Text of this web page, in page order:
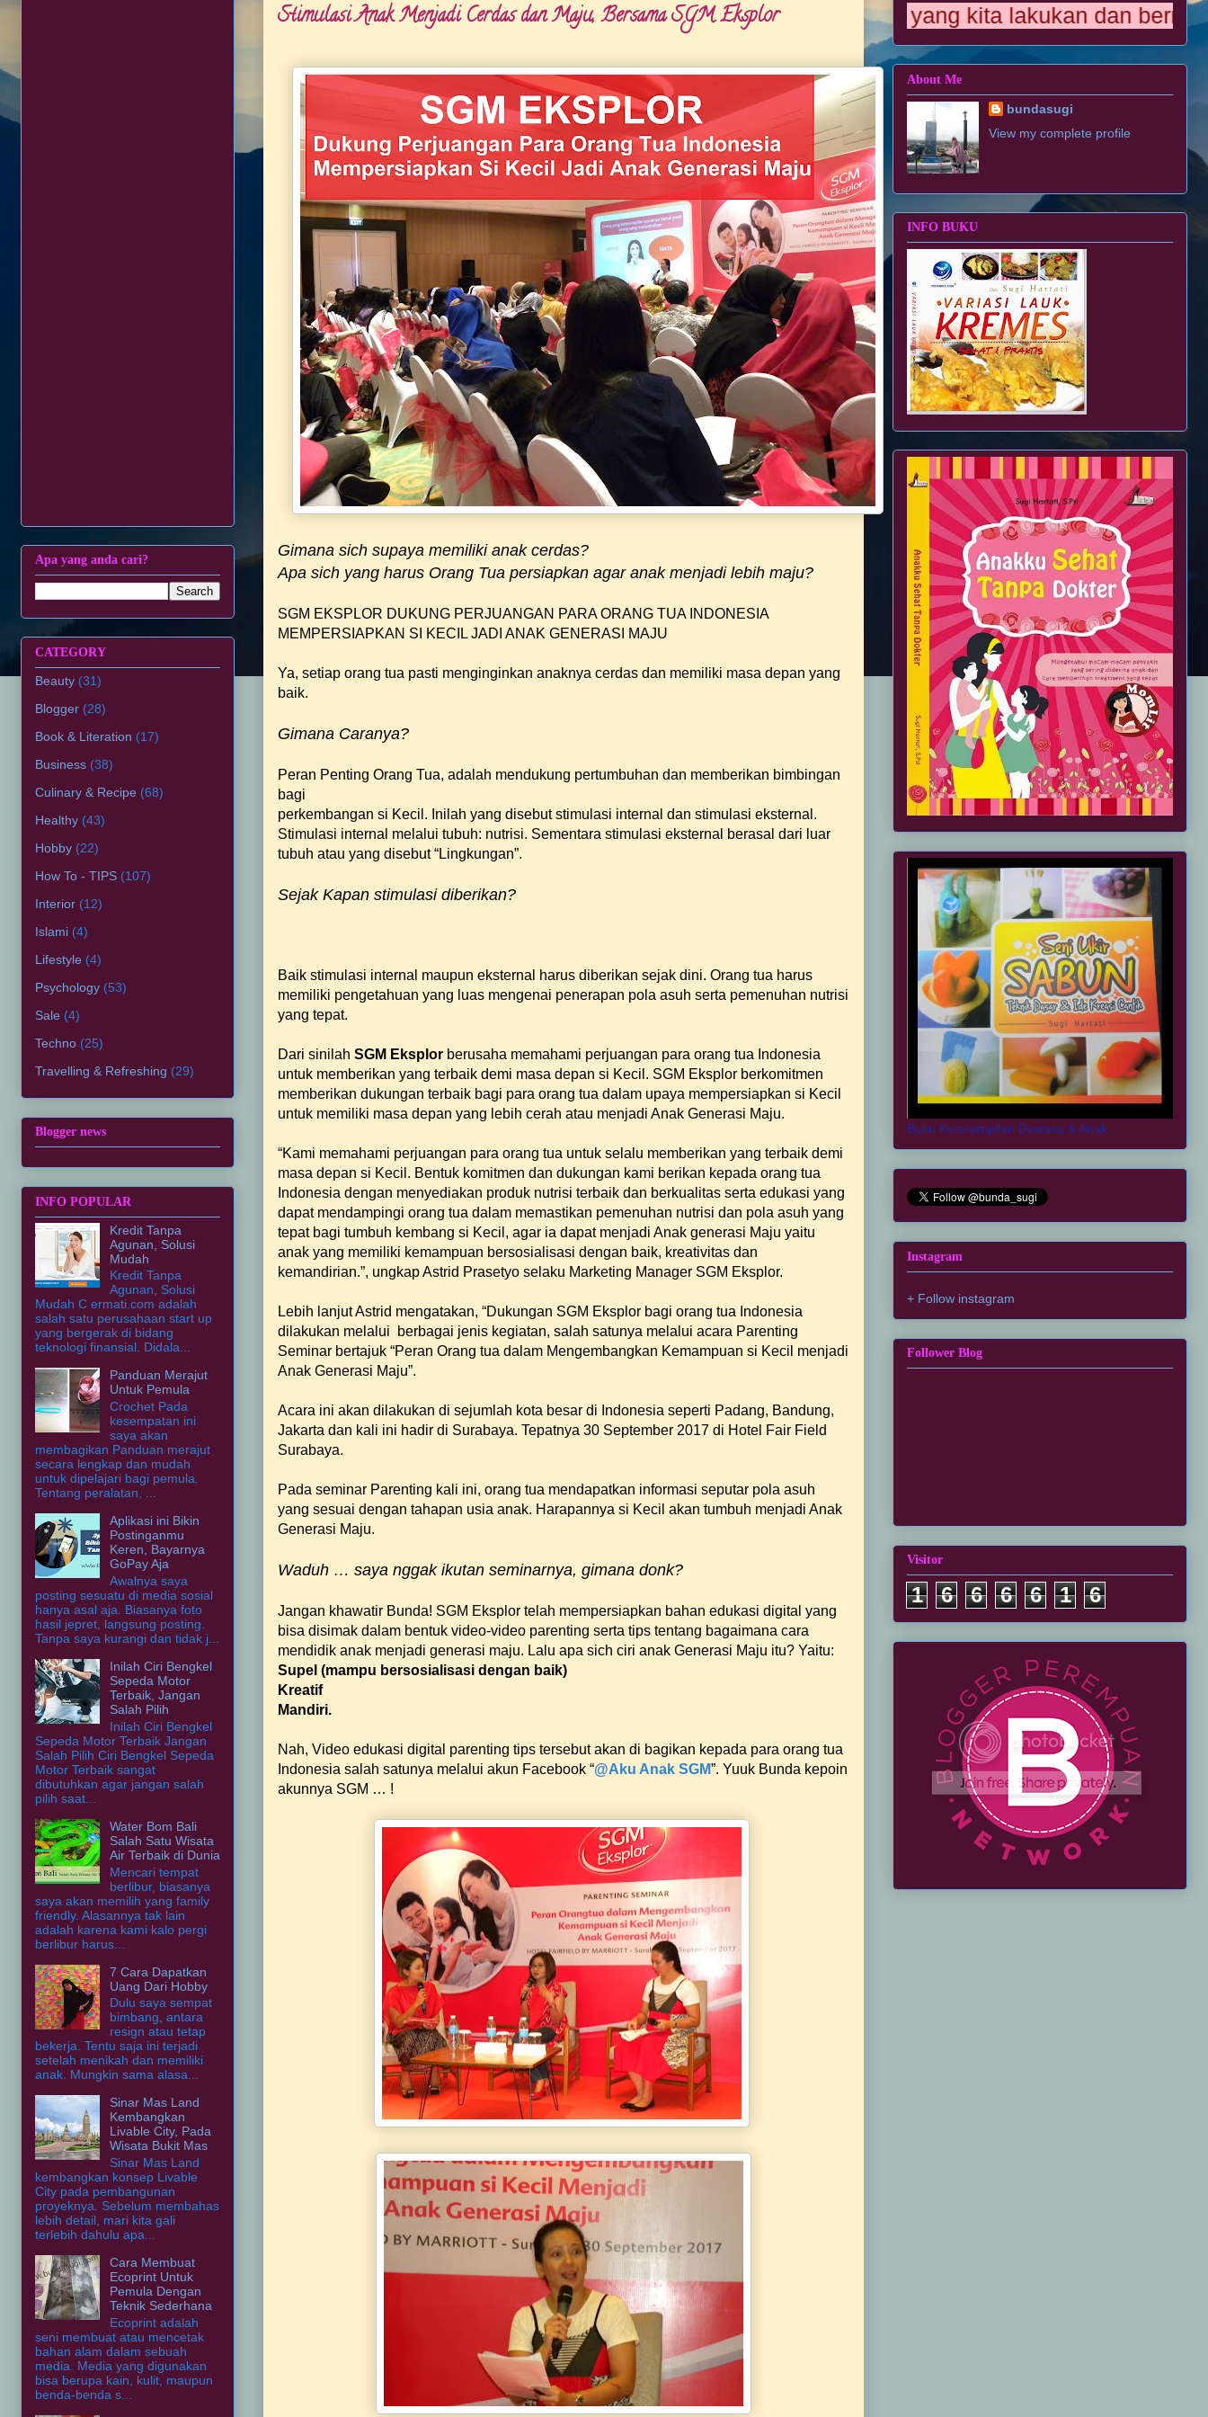
Stimulasi Anak Menjadi Cerdas dan Maju, Bersama SGM Eksplor
Gimana sich supaya memiliki anak cerdas?
Apa sich yang harus Orang Tua persiapkan agar anak menjadi lebih maju?
SGM EKSPLOR DUKUNG PERJUANGAN PARA ORANG TUA INDONESIA
MEMPERSIAPKAN SI KECIL JADI ANAK GENERASI MAJU
Ya, setiap orang tua pasti menginginkan anaknya cerdas dan memiliki masa depan yang
baik.
Gimana Caranya?
Peran Penting Orang Tua, adalah mendukung pertumbuhan dan memberikan bimbingan
bagi
perkembangan si Kecil. Inilah yang disebut stimulasi internal dan stimulasi eksternal.
Stimulasi internal melalui tubuh: nutrisi. Sementara stimulasi eksternal berasal dari luar
tubuh atau yang disebut “Lingkungan”.
Sejak Kapan stimulasi diberikan?
Baik stimulasi internal maupun eksternal harus diberikan sejak dini. Orang tua harus
memiliki pengetahuan yang luas mengenai penerapan pola asuh serta pemenuhan nutrisi
yang tepat.
Dari sinilah SGM Eksplor berusaha memahami perjuangan para orang tua Indonesia
untuk memberikan yang terbaik demi masa depan si Kecil. SGM Eksplor berkomitmen
memberikan dukungan terbaik bagi para orang tua dalam upaya mempersiapkan si Kecil
untuk memiliki masa depan yang lebih cerah atau menjadi Anak Generasi Maju.
“Kami memahami perjuangan para orang tua untuk selalu memberikan yang terbaik demi
masa depan si Kecil. Bentuk komitmen dan dukungan kami berikan kepada orang tua
Indonesia dengan menyediakan produk nutrisi terbaik dan berkualitas serta edukasi yang
dapat mendampingi orang tua dalam memastikan pemenuhan nutrisi dan pola asuh yang
tepat bagi tumbuh kembang si Kecil, agar ia dapat menjadi Anak generasi Maju yaitu
anak yang memiliki kemampuan bersosialisasi dengan baik, kreativitas dan
kemandirian.”, ungkap Astrid Prasetyo selaku Marketing Manager SGM Eksplor.
Lebih lanjut Astrid mengatakan, “Dukungan SGM Eksplor bagi orang tua Indonesia
dilakukan melalui berbagai jenis kegiatan, salah satunya melalui acara Parenting
Seminar bertajuk “Peran Orang tua dalam Mengembangkan Kemampuan si Kecil menjadi
Anak Generasi Maju”.
Acara ini akan dilakukan di sejumlah kota besar di Indonesia seperti Padang, Bandung,
Jakarta dan kali ini hadir di Surabaya. Tepatnya 30 September 2017 di Hotel Fair Field
Surabaya.
Pada seminar Parenting kali ini, orang tua mendapatkan informasi seputar pola asuh
yang sesuai dengan tahapan usia anak. Harapannya si Kecil akan tumbuh menjadi Anak
Generasi Maju.
Waduh … saya nggak ikutan seminarnya, gimana donk?
Jangan khawatir Bunda! SGM Eksplor telah mempersiapkan bahan edukasi digital yang
bisa disimak dalam bentuk video-video parenting serta tips tentang bagaimana cara
mendidik anak menjadi generasi maju. Lalu apa sich ciri anak Generasi Maju itu? Yaitu:
Supel (mampu bersosialisasi dengan baik)
Kreatif
Mandiri.
Nah, Video edukasi digital parenting tips tersebut akan di bagikan kepada para orang tua
Indonesia salah satunya melalui akun Facebook “@Aku Anak SGM”. Yuuk Bunda kepoin
akunnya SGM … !
Apa yang anda cari?
CATEGORY
Beauty (31)
Blogger (28)
Book & Literation (17)
Business (38)
Culinary & Recipe (68)
Healthy (43)
Hobby (22)
How To - TIPS (107)
Interior (12)
Islami (4)
Lifestyle (4)
Psychology (53)
Sale (4)
Techno (25)
Travelling & Refreshing (29)
Blogger news
INFO POPULAR
Kredit Tanpa
Agunan, Solusi
Mudah
Kredit Tanpa
Agunan, Solusi
Mudah C ermati.com adalah
salah satu perusahaan start up
yang bergerak di bidang
teknologi finansial. Didala...
Panduan Merajut
Untuk Pemula
Crochet Pada
kesempatan ini
saya akan
membagikan Panduan merajut
secara lengkap dan mudah
untuk dipelajari bagi pemula.
Tentang peralatan, ...
Aplikasi ini Bikin
Postinganmu
Keren, Bayarnya
GoPay Aja
Awalnya saya
posting sesuatu di media sosial
hanya asal aja. Biasanya foto
hasil jepret, langsung posting.
Tanpa saya kurangi dan tidak j...
Inilah Ciri Bengkel
Sepeda Motor
Terbaik, Jangan
Salah Pilih
Inilah Ciri Bengkel
Sepeda Motor Terbaik Jangan
Salah Pilih Ciri Bengkel Sepeda
Motor Terbaik sangat
dibutuhkan agar jangan salah
pilih saat...
Water Bom Bali
Salah Satu Wisata
Air Terbaik di Dunia
Mencari tempat
berlibur, biasanya
saya akan memilih yang family
friendly. Alasannya tak lain
adalah karena kami kalo pergi
berlibur harus...
7 Cara Dapatkan
Uang Dari Hobby
Dulu saya sempat
bimbang, antara
resign atau tetap
bekerja. Tentu saja ini terjadi
setelah menikah dan memiliki
anak. Mungkin sama alasa...
Sinar Mas Land
Kembangkan
Livable City, Pada
Wisata Bukit Mas
Sinar Mas Land
kembangkan konsep Livable
City pada pembangunan
proyeknya. Sebelum membahas
lebih detail, mari kita gali
terlebih dahulu apa...
Cara Membuat
Ecoprint Untuk
Pemula Dengan
Teknik Sederhana
Ecoprint adalah
seni membuat atau mencetak
bahan alam dalam sebuah
media. Media yang digunakan
bisa berupa kain, kulit, maupun
benda-benda s...
Setiap yang kita lakukan dan bermanfaat
About Me
bundasugi
View my complete profile
INFO BUKU
Buku Keterampilan Dewasa & Anak
Instagram
+ Follow instagram
Follower Blog
Visitor
1 6 6 6 6 1 6